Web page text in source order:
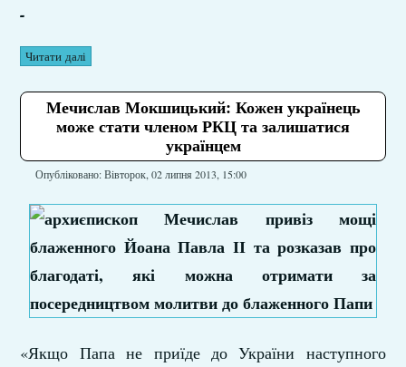
-
Читати далі
Мечислав Мокшицький: Кожен українець
може стати членом РКЦ та залишатися
українцем
Опубліковано: Вівторок, 02 липня 2013, 15:00
«Якщо Папа не приїде до України наступного